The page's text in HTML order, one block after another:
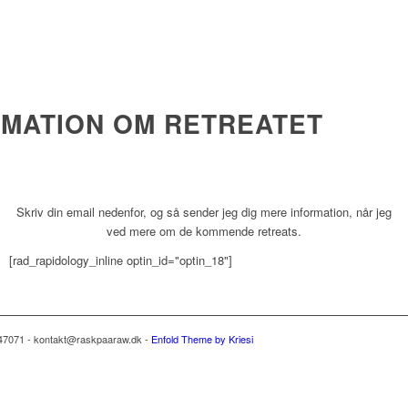
OM RETREATET
Skriv din email nedenfor, og så sender jeg dig mere information, når jeg
ved mere om de kommende retreats.
[rad_rapidology_inline optin_id="optin_18"]
- kontakt@raskpaaraw.dk - Enfold Theme by Kriesi